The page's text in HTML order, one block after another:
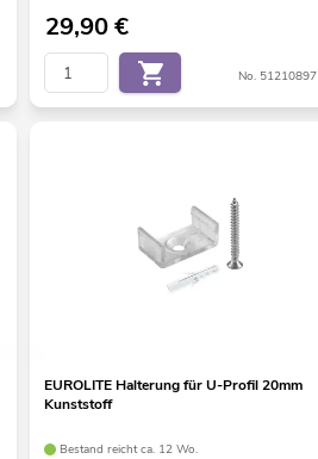
29,90€
No. 51210897
EUROLITE Halterung für U-Profil 20mm
Kunststoff
Bestand reicht ca. 12 Wo.